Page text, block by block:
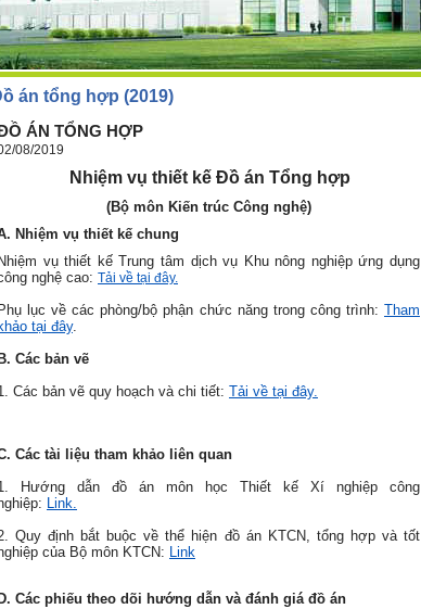
án tổng hợp (2019)
ÁN TỔNG HỢP
08/2019
Nhiệm vụ thiết kế Đồ án Tổng hợp
(Bộ môn Kiến trúc Công nghệ)
Nhiệm vụ thiết kế chung
Nhiệm vụ thiết kế Trung tâm dịch vụ Khu nông nghiệp ứng dụng
nghệ cao: Tải về tại đây.
Phụ lục về các phòng/bộ phận chức năng trong công trình: Tham
khảo tại đây.
B. Các bản vẽ
Các bản vẽ quy hoạch và chi tiết: Tải về tại đây.
Các tài liệu tham khảo liên quan
Hướng dẫn đồ án môn học Thiết kế Xí nghiệp công
Link.
Quy định bắt buộc về thể hiện đồ án KTCN, tổng hợp và tốt
của Bộ môn KTCN: Link
D. Các phiếu theo dõi hướng dẫn và đánh giá đồ án